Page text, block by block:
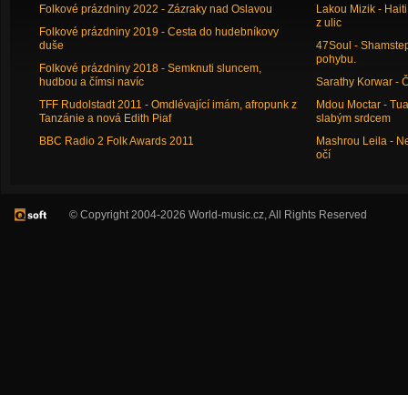
Folkové prázdniny 2022 - Zázraky nad Oslavou
Folkové prázdniny 2019 - Cesta do hudebníkovy
duše
Folkové prázdniny 2018 - Semknuti sluncem,
hudbou a čímsi navíc
TFF Rudolstadt 2011 - Omdlévající imám, afropunk z
Tanzánie a nová Edith Piaf
BBC Radio 2 Folk Awards 2011
Lakou Mizik -
z ulic
47Soul -
pohybu.
Sarathy Korwar -
Mdou Moctar -
slabým srdcem
Mashrou Leila -
očí
© Copyright 2004-2026 World-music.cz, All Rights Reserved